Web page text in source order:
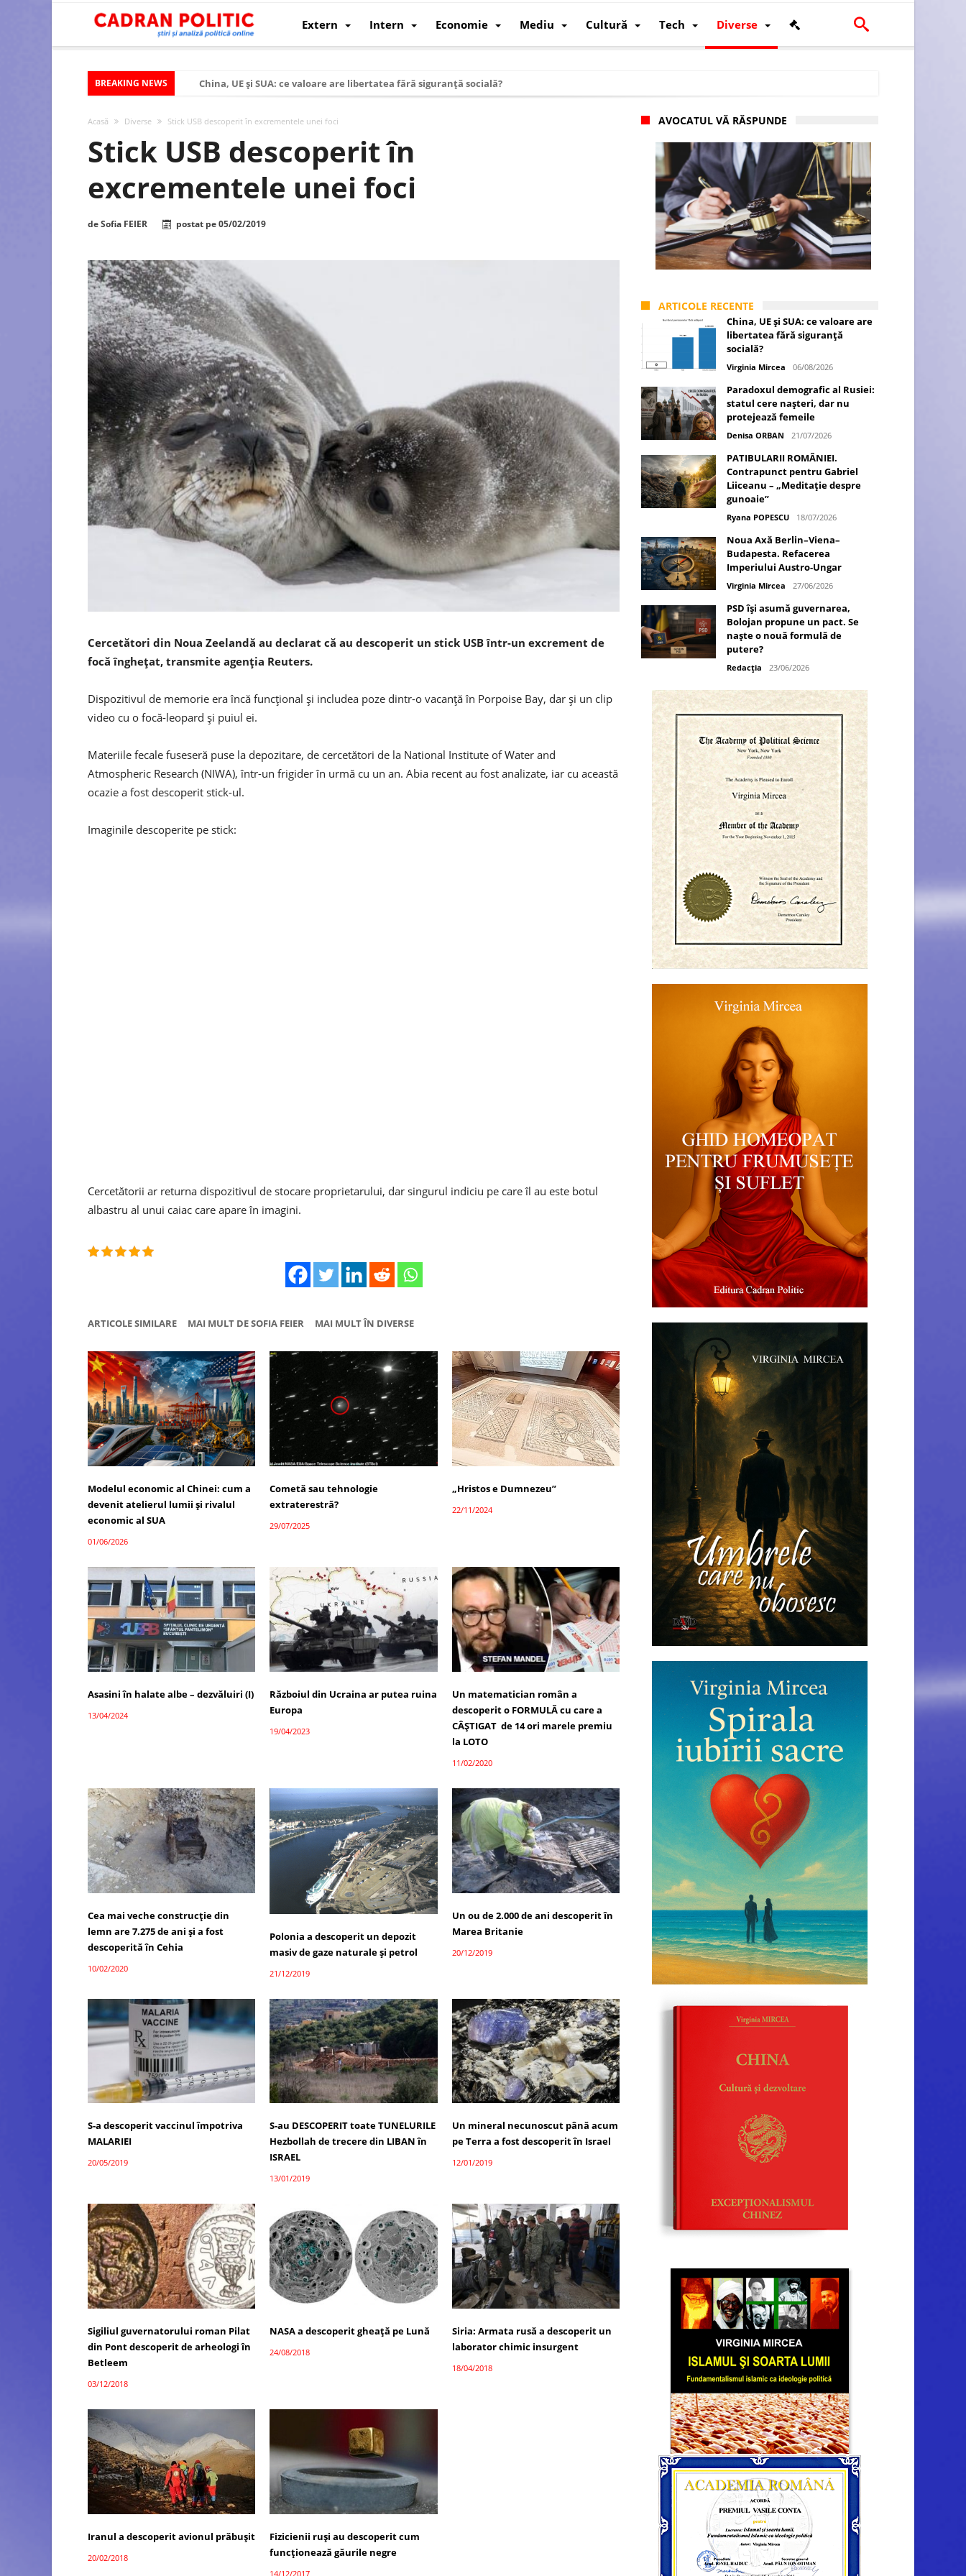
Extern Intern Economie Mediu Cultură Tech Diverse
BREAKING NEWS
China, UE și SUA: ce valoare are libertatea fără siguranță socială?
Modelul economic al Chinei: cum a devenit atelierul lumii și rivalul economic al SUA
Modelul economic al Rusiei: de ce rezistă?
Viitorul României în Uniunea Europeană. Ce ne așteaptă? – O analiză structurală a demografiei, fiscalității și poziției României în U.E.
Controlul minții prin nanoparticule
Huawei dezvoltă un nou cip AI pentru a înlocui Nvidia
Acasă Diverse Stick USB descoperit în excrementele unei foci
Stick USB descoperit în
excrementele unei foci
deSofia FEIER postat pe05/02/2019
Cercetători din Noua Zeelandă au declarat că au descoperit un stick USB într-un excrement de
focă îngheţat, transmite agenţia Reuters.
Dispozitivul de memorie era încă funcţional şi includea poze dintr-o vacanţă în Porpoise Bay, dar şi un clip
video cu o focă-leopard şi puiul ei.
Materiile fecale fuseseră puse la depozitare, de cercetători de la National Institute of Water and
Atmospheric Research (NIWA), într-un frigider în urmă cu un an. Abia recent au fost analizate, iar cu această
ocazie a fost descoperit stick-ul.
Imaginile descoperite pe stick:
Cercetătorii ar returna dispozitivul de stocare proprietarului, dar singurul indiciu pe care îl au este botul
albastru al unui caiac care apare în imagini.
ARTICOLE SIMILARE MAI MULT DE SOFIA FEIER MAI MULT ÎN DIVERSE
Modelul economic al Chinei: cum a
devenit atelierul lumii și rivalul
economic al SUA
01/06/2026
Cometă sau tehnologie
extraterestră?
29/07/2025
„Hristos e Dumnezeu”
22/11/2024
Asasini în halate albe – dezvăluiri (I)
13/04/2024
Războiul din Ucraina ar putea ruina
Europa
19/04/2023
Un matematician român a
descoperit o FORMULĂ cu care a
CÂȘTIGAT de 14 ori marele premiu
la LOTO
11/02/2020
Cea mai veche construcţie din
lemn are 7.275 de ani și a fost
descoperită în Cehia
10/02/2020
Polonia a descoperit un depozit
masiv de gaze naturale şi petrol
21/12/2019
Un ou de 2.000 de ani descoperit în
Marea Britanie
20/12/2019
S-a descoperit vaccinul împotriva
MALARIEI
20/05/2019
S-au DESCOPERIT toate TUNELURILE
Hezbollah de trecere din LIBAN în
ISRAEL
13/01/2019
Un mineral necunoscut până acum
pe Terra a fost descoperit în Israel
12/01/2019
Sigiliul guvernatorului roman Pilat
din Pont descoperit de arheologi în
Betleem
03/12/2018
NASA a descoperit gheață pe Lună
24/08/2018
Siria: Armata rusă a descoperit un
laborator chimic insurgent
18/04/2018
Iranul a descoperit avionul prăbușit
20/02/2018
Fizicienii ruși au descoperit cum
funcționează găurile negre
14/12/2017
AVOCATUL VĂ RĂSPUNDE
ARTICOLE RECENTE
China, UE și SUA: ce valoare are
libertatea fără siguranță
socială?
Virginia Mircea 06/08/2026
Paradoxul demografic al Rusiei:
statul cere nașteri, dar nu
protejează femeile
Denisa ORBAN 21/07/2026
PATIBULARII ROMÂNIEI.
Contrapunct pentru Gabriel
Liiceanu – „Meditație despre
gunoaie”
Ryana POPESCU 18/07/2026
Noua Axă Berlin–Viena–
Budapesta. Refacerea
Imperiului Austro-Ungar
Virginia Mircea 27/06/2026
PSD își asumă guvernarea,
Bolojan propune un pact. Se
naște o nouă formulă de
putere?
Redacția 23/06/2026